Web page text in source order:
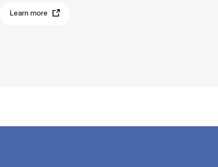
Learn more